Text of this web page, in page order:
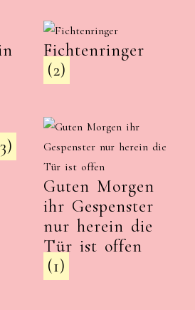
Fichtenringer
(2)
Guten Morgen
ihr Gespenster
nur herein die
Tür ist offen
(1)